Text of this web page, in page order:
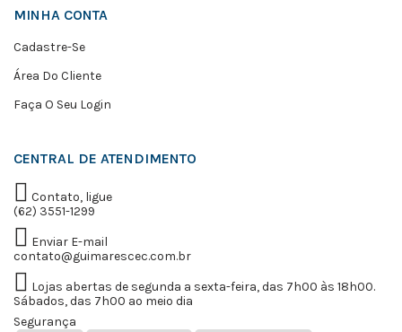
MINHA CONTA
Cadastre-Se
Área Do Cliente
Faça O Seu Login
CENTRAL DE ATENDIMENTO
Contato, ligue
(62) 3551-1299
Enviar E-mail
contato@guimarescec.com.br
Lojas abertas de segunda a sexta-feira, das 7h00 às 18h00.
Sábados, das 7h00 ao meio dia
Segurança